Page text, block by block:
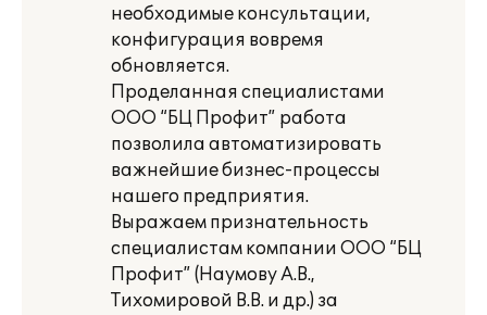
необходимые консультации,
конфигурация вовремя
обновляется.
Проделанная специалистами
ООО “БЦ Профит” работа
позволила автоматизировать
важнейшие бизнес-процессы
нашего предприятия.
Выражаем признательность
специалистам компании ООО “БЦ
Профит” (Наумову А.В.,
Тихомировой В.В. и др.) за